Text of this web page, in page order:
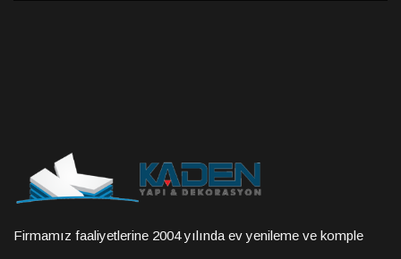
Firmamız faaliyetlerine 2004 yılında ev yenileme ve komple